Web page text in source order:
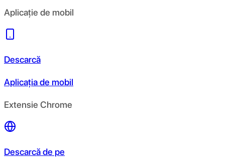
Aplicație de mobil
Descarcă
Aplicația de mobil
Extensie Chrome
Descarcă de pe